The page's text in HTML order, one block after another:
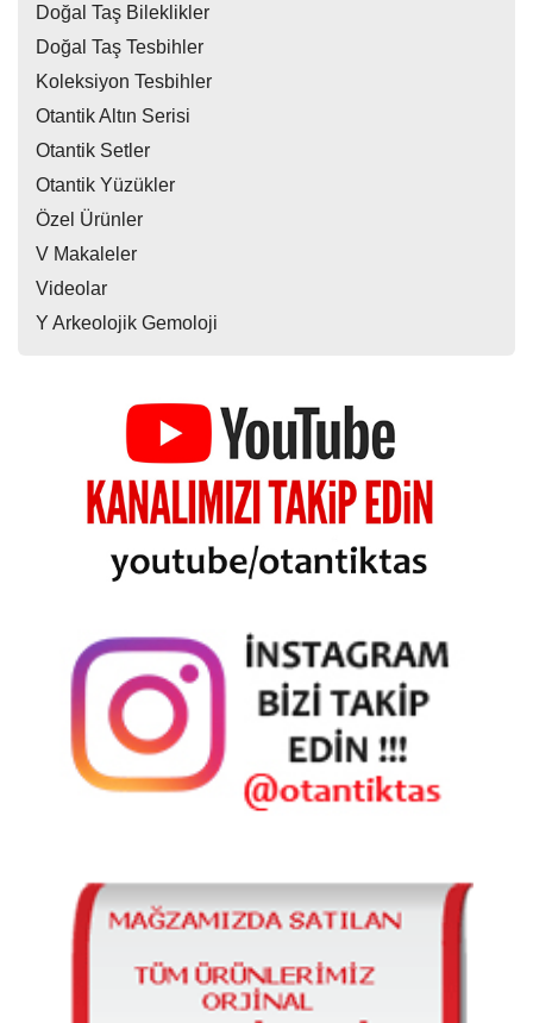
Doğal Taş Bileklikler
Doğal Taş Tesbihler
Koleksiyon Tesbihler
Otantik Altın Serisi
Otantik Setler
Otantik Yüzükler
Özel Ürünler
V Makaleler
Videolar
Y Arkeolojik Gemoloji